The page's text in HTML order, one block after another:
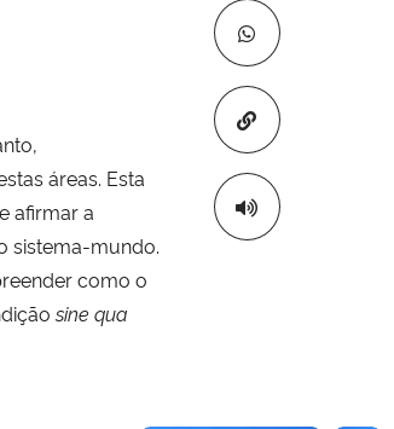
Copiar para
áreas. Esta
afirmar a
sistema-mundo.
como o
sine qua